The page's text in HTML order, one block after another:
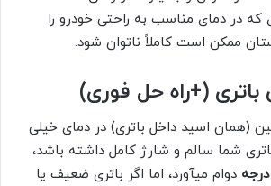
که در دمای مناسب به راحتی خودرو را
ممکن است کاملاً ناتوان شود.
باتری (+راه حل فوری)
(همان اسید داخل باتری) در دمای خیلی
شما سالم و شارژ کامل داشته باشد،
دوام میآورد، اما اگر باتری ضعیف یا